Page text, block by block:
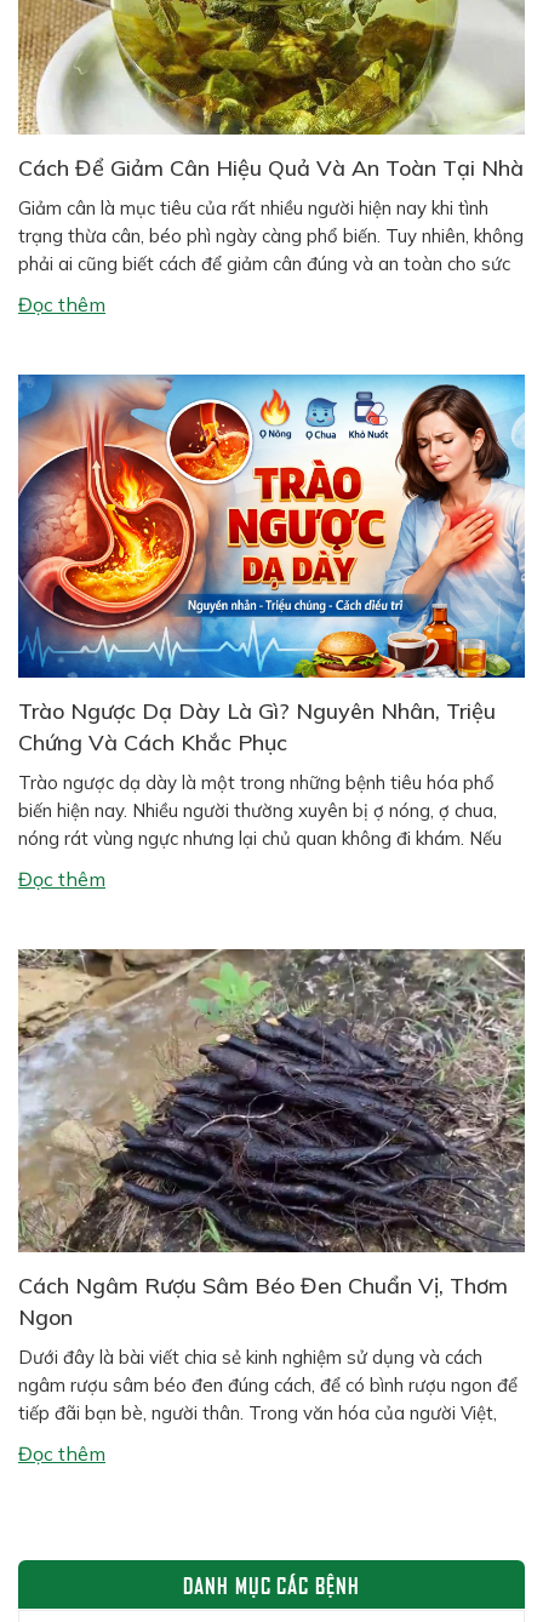
Cách Để Giảm Cân Hiệu Quả Và An Toàn Tại Nhà
Giảm cân là mục tiêu của rất nhiều người hiện nay khi tình
trạng thừa cân, béo phì ngày càng phổ biến. Tuy nhiên, không
phải ai cũng biết cách để giảm cân đúng và an toàn cho sức
khỏe. Nhiều người áp dụng các phương pháp giảm cân cấp
tốc khiến cơ thể mệt […]
Đọc thêm
Trào Ngược Dạ Dày Là Gì? Nguyên Nhân, Triệu
Chứng Và Cách Khắc Phục
Trào ngược dạ dày là một trong những bệnh tiêu hóa phổ
biến hiện nay. Nhiều người thường xuyên bị ợ nóng, ợ chua,
nóng rát vùng ngực nhưng lại chủ quan không đi khám. Nếu
kéo dài, tình trạng này có thể gây viêm thực quản, loét dạ
dày và ảnh hưởng nghiêm trọng […]
Đọc thêm
Cách Ngâm Rượu Sâm Béo Đen Chuẩn Vị, Thơm
Ngon
Dưới đây là bài viết chia sẻ kinh nghiệm sử dụng và cách
ngâm rượu sâm béo đen đúng cách, để có bình rượu ngon để
tiếp đãi bạn bè, người thân. Trong văn hóa của người Việt,
đặc biệt ở vùng quê và miền núi, một bình rượu ngâm thảo
dược đặt trong nhà […]
Đọc thêm
DANH MỤC CÁC BỆNH